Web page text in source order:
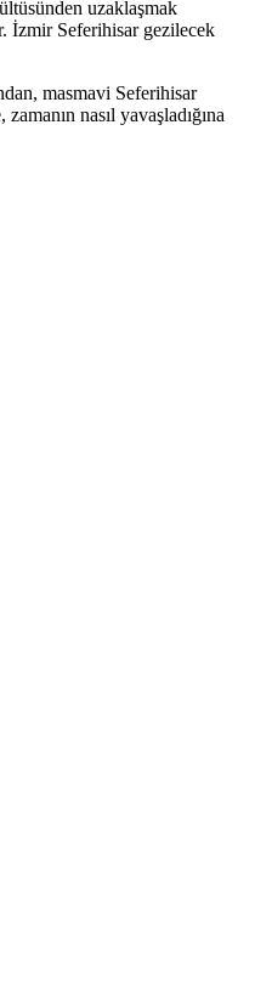
uzaklaşmak
İzmir Seferihisar gezilecek
masmavi Seferihisar
nasıl yavaşladığına